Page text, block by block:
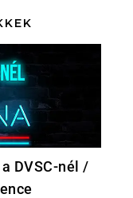
DVSC-nél /